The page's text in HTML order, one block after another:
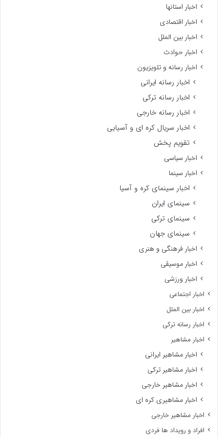
اخبار استانها
اخبار اقتصادی
اخبار بین الملل
اخبار حوادث
اخبار رسانه و تلویزیون
اخبار رسانه ایرانی
اخبار رسانه ترکی
اخبار رسانه خارجی
اخبار سریال کره ای و آسیایی
تقویم پخش
اخبار سیاسی
اخبار سینما
اخبار سینمای کره و آسیا
سینمای ایران
سینمای ترکی
سینمای جهان
اخبار فرهنگی و هنری
اخبار موسیقی
اخبار ورزشی
اخبار اجتماعی
اخبار بین الملل
اخبار رسانه ترکی
اخبار مشاهیر
اخبار مشاهیر ایرانی
اخبار مشاهیر ترکی
اخبار مشاهیر خارجی
اخبار مشاهیری کره ای
اخبار مشاهیر خارجی
افراد و رویداد ها فردی